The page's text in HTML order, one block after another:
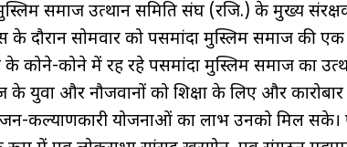
मुस्लिम समाज उत्थान समिति संघ (रजि.) के मुख्य
के दौरान सोमवार को पसमांदा मुस्लिम समाज की एक
के कोने-कोने में रह रहे पसमांदा मुस्लिम समाज का
के युवा और नौजवानों को शिक्षा के लिए और
जन-कल्याणकारी योजनाओं का लाभ उनको मिल सके।